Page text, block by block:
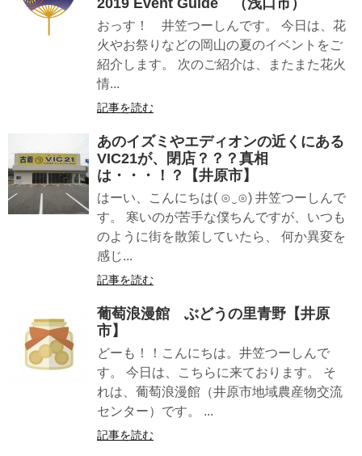
おっす！ 井笠つーしんです。 今日は、花
火やお祭りなどの岡山の夏のイベントをご
紹介します。 次のご紹介は、またまた花火
情...
記事を読む
あのイズミやエディオンの近くにある
VIC21が、閉店？？？真相
は・・・！？【井原市】
はーい、こんにちは( ⊙‿⊙) 井笠つーしんで
す。 寒いのが苦手な僕ちんですが、いつも
のように街を散策していたら、 何か異変を
感じ...
記事を読む
葡萄浪漫館 ぶどうの里青野【井原
市】
どーも！！こんにちは。井笠つーしんで
す。 今日は、こちらに来ております。 そ
れは、葡萄浪漫館（井原市地域農産物交流
センター）です。 ...
記事を読む